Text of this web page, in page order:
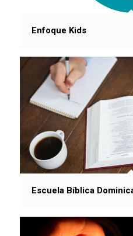
Enfoque Kids
Escuela Bíblica